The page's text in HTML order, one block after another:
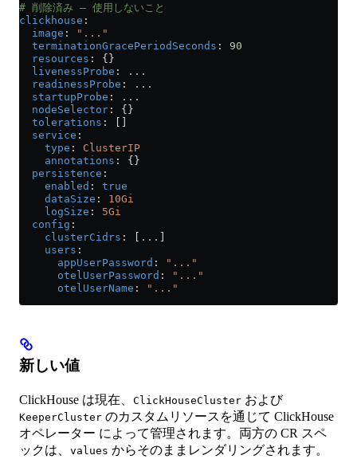
# 削除済み — 使用しないこと
clickhouse :
  image
:
"..."
  terminationGracePeriodSeconds
: 90
  resources
: {}
  livenessProbe
:
...
  readinessProbe
:
...
  startupProbe
:
...
  nodeSelector
: {}
  tolerations
: []
  service
:
    type
: ClusterIP
    annotations
: {}
  persistence
:
    enabled
: true
    dataSize
: 10Gi
    logSize
: 5Gi
  config
:
    clusterCidrs
: [ ... ]
    users
:
      appUserPassword
:
"..."
      otelUserPassword
:
"..."
      otelUserName
: "..."
新しい値
ClickHouse は現在、 ClickHouseCluster および
KeeperCluster のカスタムリソースを通じて ClickHouse
オペレーター によって管理されます。両方の CR スペ
ックは、 values からそのままレンダリングされます。